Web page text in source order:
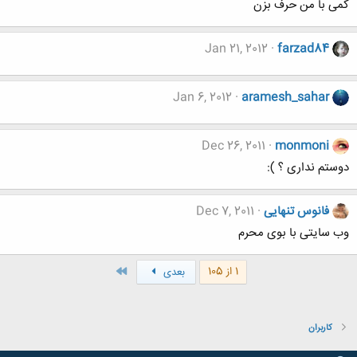
کمی با من حرف بزن
farzad84
Jan 21, 2012
aramesh_sahar
Jan 6, 2012
monmoni
Dec 26, 2011
دوستم نداری ؟ ):
فانوس تنهایی Dec 7, 2011
وب سایتی با بوی محرم
1 از 105 بعدی
کاربران